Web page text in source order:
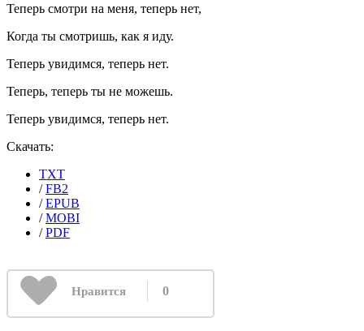
Теперь смотри на меня, теперь нет,
Когда ты смотришь, как я иду.
Теперь увидимся, теперь нет.
Теперь, теперь ты не можешь.
Теперь увидимся, теперь нет.
Скачать:
TXT
/FB2
/EPUB
/MOBI
/PDF
Нравится 0